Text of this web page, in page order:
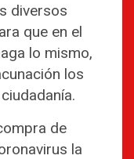
diversos
que en el
lo mismo,
los
de
la